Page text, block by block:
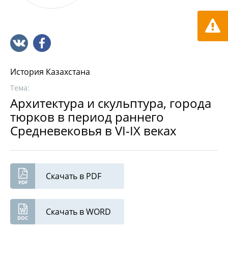
История Казахстана
Тема:
Архитектура и скульптура, города
тюрков в период раннего
Cредневековья в VI-IX веках
Скачать в PDF
Скачать в WORD